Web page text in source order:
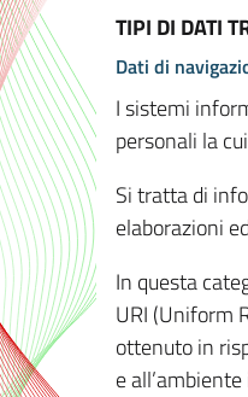
TIPI DI DATI
Dati di
I sistemi
personali la
Si tratta di
elaborazioni
In questa
URI (Uniform
ottenuto in
e